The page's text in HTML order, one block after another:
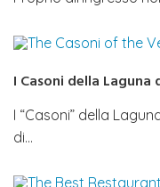
I Casoni della Laguna
I “Casoni” della
di…